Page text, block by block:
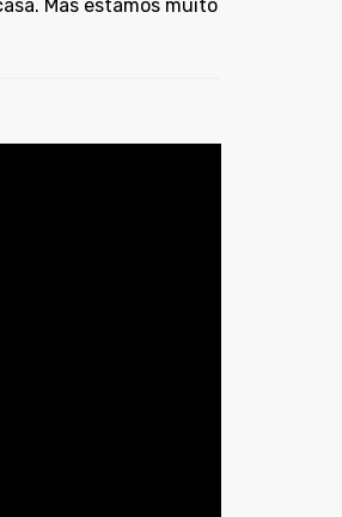
Mas estamos muito